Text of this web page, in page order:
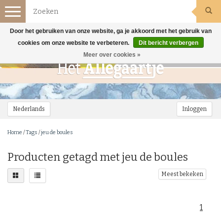
Nederlands Inloggen
Toggle
navigation
Home /Tags /jeu de boules
Producten getagd met jeu de boules
Meest bekeken
1
Door het gebruiken van onze website, ga je akkoord met het gebruik van
cookies om onze website te verbeteren.
Dit bericht verbergen
Meer over cookies »